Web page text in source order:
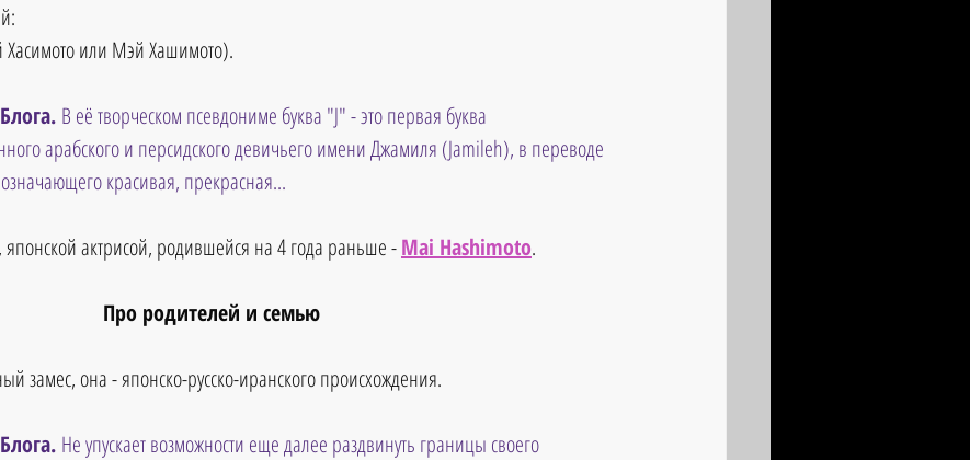
или Мэй Хашимото).
В её творческом псевдониме буква "J" - это первая буква
арабского и персидского девичьего имени Джамиля (Jamileh), в переводе
красивая, прекрасная...
японской актрисой, родившейся на 4 года раньше - Mai Hashimoto.
Про родителей и семью
замес, она - японско-русско-иранского происхождения.
Не упускает возможности еще далее раздвинуть границы своего